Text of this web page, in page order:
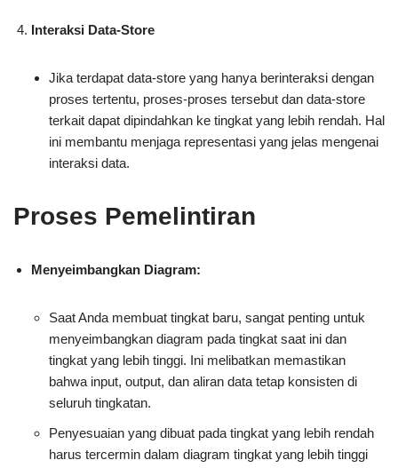
Interaksi Data-Store
Jika terdapat data-store yang hanya berinteraksi dengan
proses tertentu, proses-proses tersebut dan data-store
terkait dapat dipindahkan ke tingkat yang lebih rendah. Hal
ini membantu menjaga representasi yang jelas mengenai
interaksi data.
Proses Pemelintiran
Menyeimbangkan Diagram:
Saat Anda membuat tingkat baru, sangat penting untuk
menyeimbangkan diagram pada tingkat saat ini dan
tingkat yang lebih tinggi. Ini melibatkan memastikan
bahwa input, output, dan aliran data tetap konsisten di
seluruh tingkatan.
Penyesuaian yang dibuat pada tingkat yang lebih rendah
harus tercermin dalam diagram tingkat yang lebih tinggi